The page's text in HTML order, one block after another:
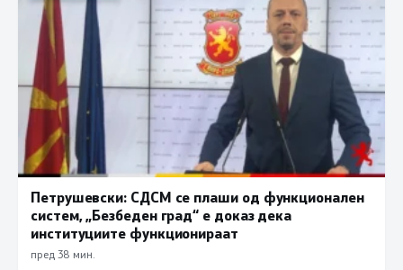
Петрушевски: СДСМ се плаши од функционален
систем, „Безбеден град“ е доказ дека
институциите функционираат
пред 38 мин.